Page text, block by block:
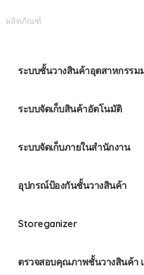
ผลิตภัณฑ์
ระบบชั้นวางสินค้าอุตสาหกรรม
ระบบจัดเก็บสินค้าอัตโนมัติ
ระบบจัดเก็บภายในสำนักงาน
อุปกรณ์ป้องกันชั้นวางสินค้า
Storeganizer
ตรวจสอบคุณภาพชั้นวางสินค้า